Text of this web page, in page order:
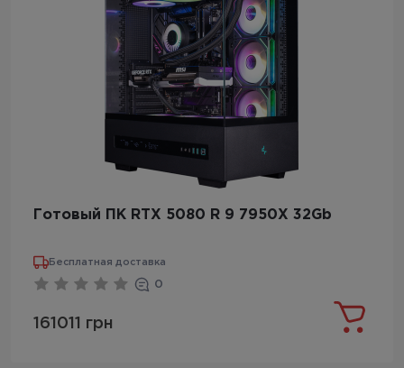
Готовый ПК RTX 5080 R 9 7950X 32Gb
Бесплатная доставка
0
161011 грн